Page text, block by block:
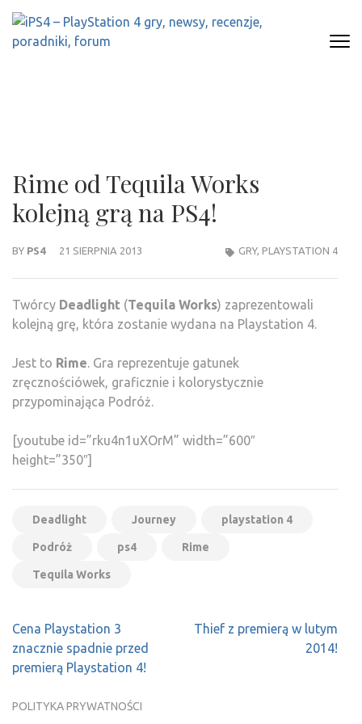
Skip
content
Rime od Tequila Works
kolejną grą na PS4!
BY PS4 21 SIERPNIA 2013 GRY, PLAYSTATION 4
Twórcy Deadlight (Tequila Works) zaprezentowali
kolejną grę, która zostanie wydana na Playstation 4.
Jest to Rime. Gra reprezentuje gatunek
zręcznościówek, graficznie i kolorystycznie
przypominająca Podróż.
[youtube id=”rku4n1uXOrM” width=”600″
height=”350″]
Deadlight Journey playstation 4
Podróż ps4 Rime
Tequila Works
Nawigacja
wpisu
Cena Playstation 3
znacznie spadnie przed
premierą Playstation 4!
Thief z premierą w lutym
2014!
POLITYKA PRYWATNOŚCI